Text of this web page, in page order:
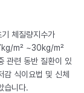
체질량지수가
m² ~30kg/m²
관련 동반 질환이 있
식이요법 및 신체
습니다.